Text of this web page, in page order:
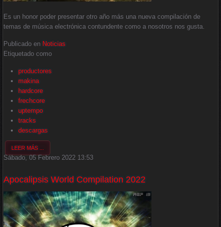
Es un honor poder presentar otro año más una nueva compilación de
temas de música electrónica contundente como a nosotros nos gusta.
Publicado en Noticias
Etiquetado como
productores
makina
hardcore
frechcore
uptempo
tracks
descargas
LEER MÁS ...
Sábado, 05 Febrero 2022 13:53
Apocalipsis World Compilation 2022